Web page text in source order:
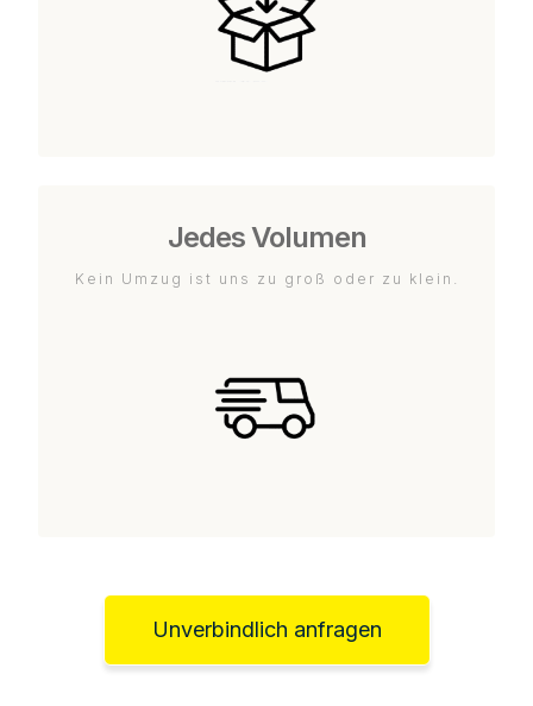
Jedes Volumen
Kein Umzug ist uns zu groß oder zu klein.
Unverbindlich anfragen